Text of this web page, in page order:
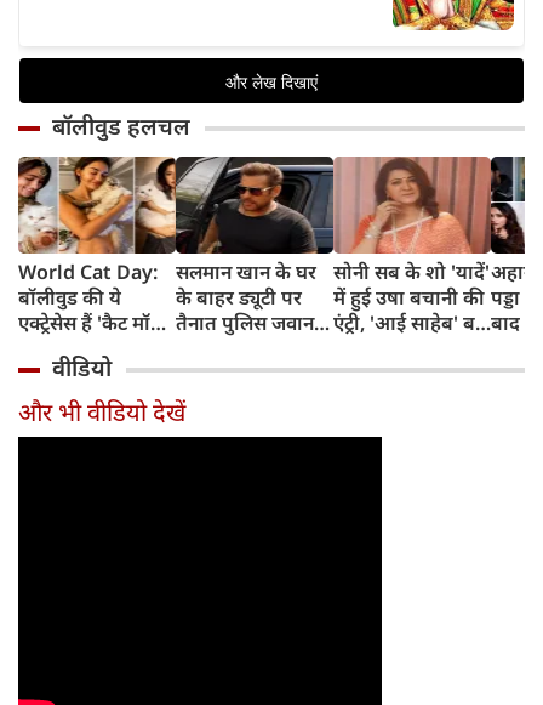
बॉलीवुड हलचल
World Cat Day:
बॉलीवुड की ये
एक्ट्रेसेस हैं 'कैट मॉम',
प्यार
सलमान खान के घर
के बाहर ड्यूटी पर
तैनात पुलिस जवान
बिगड़ी थी तबीयत
सोनी सब के शो 'यादें'
में हुई उषा बचानी की
एंट्री, 'आई साहेब' बन
की जिंदगी
अहान
पड्डा
बाद
हैं
वीडियो
और भी वीडियो देखें